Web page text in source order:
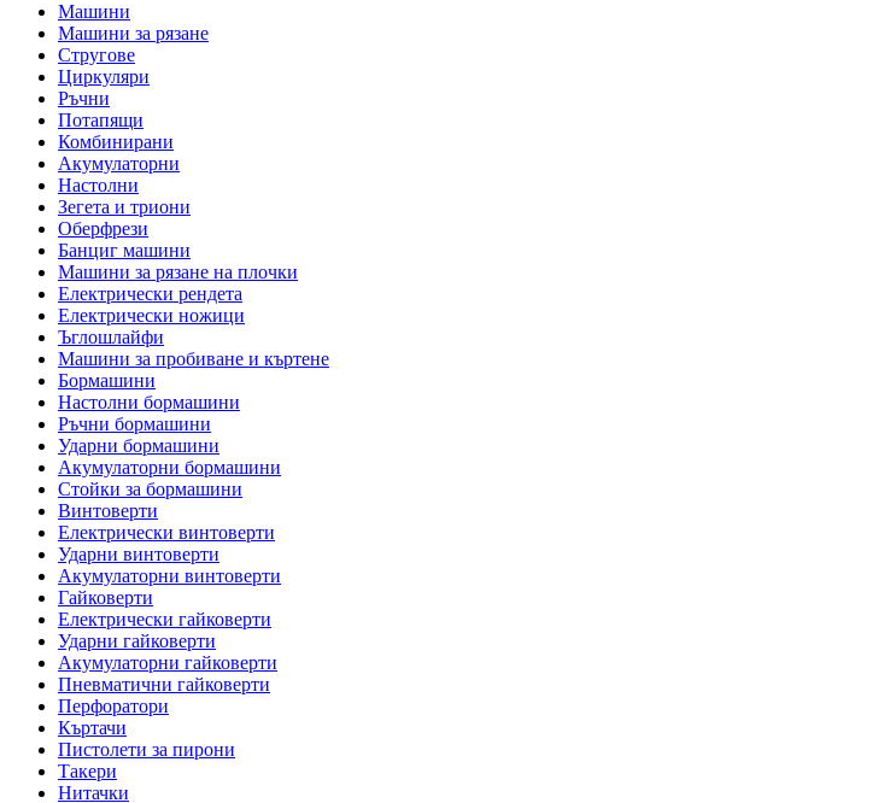
Машини
Машини за рязане
Стругове
Циркуляри
Ръчни
Потапящи
Комбинирани
Акумулаторни
Настолни
Зегета и триони
Оберфрези
Банциг машини
Машини за рязане на плочки
Електрически рендета
Електрически ножици
Ъглошлайфи
Машини за пробиване и къртене
Бормашини
Настолни бормашини
Ръчни бормашини
Ударни бормашини
Акумулаторни бормашини
Стойки за бормашини
Винтоверти
Електрически винтоверти
Ударни винтоверти
Акумулаторни винтоверти
Гайковерти
Електрически гайковерти
Ударни гайковерти
Акумулаторни гайковерти
Пневматични гайковерти
Перфоратори
Къртачи
Пистолети за пирони
Такери
Нитачки